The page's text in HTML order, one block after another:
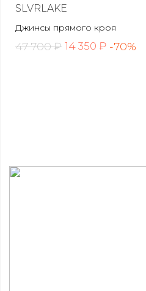
SLVRLAKE
Джинсы прямого кроя
47 700 ₽ 14 350 ₽ -70%